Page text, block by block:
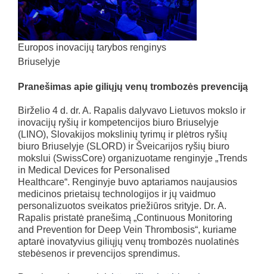
Europos inovacijų tarybos renginys
Briuselyje
Pranešimas apie giliųjų venų trombozės prevenciją
Birželio 4 d. dr. A. Rapalis dalyvavo Lietuvos mokslo ir
inovacijų ryšių ir kompetencijos biuro Briuselyje
(LINO), Slovakijos mokslinių tyrimų ir plėtros ryšių
biuro Briuselyje (SLORD) ir Šveicarijos ryšių biuro
mokslui (SwissCore) organizuotame renginyje „Trends
in Medical Devices for Personalised
Healthcare“. Renginyje buvo aptariamos naujausios
medicinos prietaisų technologijos ir jų vaidmuo
personalizuotos sveikatos priežiūros srityje. Dr. A.
Rapalis pristatė pranešimą „Continuous Monitoring
and Prevention for Deep Vein Thrombosis“, kuriame
aptarė inovatyvius giliųjų venų trombozės nuolatinės
stebėsenos ir prevencijos sprendimus.